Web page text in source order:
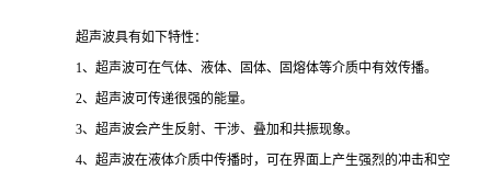
超声波具有如下特性：
1、超声波可在气体、液体、固体、固熔体等介质中有效传播。
2、超声波可传递很强的能量。
3、超声波会产生反射、干涉、叠加和共振现象。
4、超声波在液体介质中传播时，可在界面上产生强烈的冲击和空